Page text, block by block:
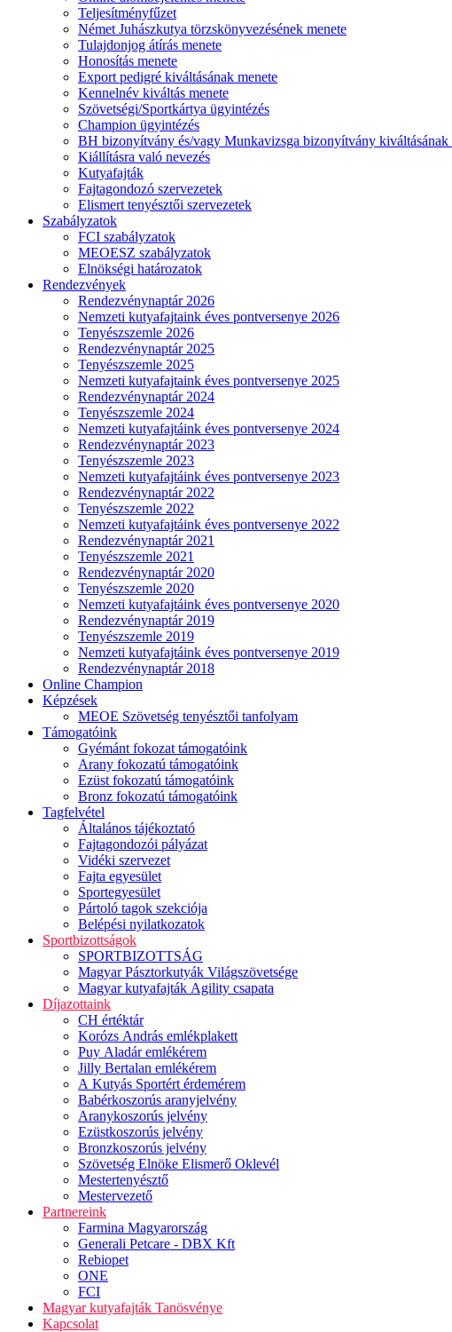
Teljesítményfűzet
Német Juhászkutya törzskönyvezésének menete
Tulajdonjog átírás menete
Honosítás menete
Export pedigré kiváltásának menete
Kennelnév kiváltás menete
Szövetségi/Sportkártya ügyintézés
Champion ügyintézés
BH bizonyítvány és/vagy Munkavizsga bizonyítvány kiváltásának
Kiállításra való nevezés
Kutyafajták
Fajtagondozó szervezetek
Elismert tenyésztői szervezetek
Szabályzatok
FCI szabályzatok
MEOESZ szabályzatok
Elnökségi határozatok
Rendezvények
Rendezvénynaptár 2026
Nemzeti kutyafajtaink éves pontversenye 2026
Tenyészszemle 2026
Rendezvénynaptár 2025
Tenyészszemle 2025
Nemzeti kutyafajtaink éves pontversenye 2025
Rendezvénynaptár 2024
Tenyészszemle 2024
Nemzeti kutyafajtáink éves pontversenye 2024
Rendezvénynaptár 2023
Tenyészszemle 2023
Nemzeti kutyafajtáink éves pontversenye 2023
Rendezvénynaptár 2022
Tenyészszemle 2022
Nemzeti kutyafajtáink éves pontversenye 2022
Rendezvénynaptár 2021
Tenyészszemle 2021
Rendezvénynaptár 2020
Tenyészszemle 2020
Nemzeti kutyafajtáink éves pontversenye 2020
Rendezvénynaptár 2019
Tenyészszemle 2019
Nemzeti kutyafajtáink éves pontversenye 2019
Rendezvénynaptár 2018
Online Champion
Képzések
MEOE Szövetség tenyésztői tanfolyam
Támogatóink
Gyémánt fokozat támogatóink
Arany fokozatú támogatóink
Ezüst fokozatú támogatóink
Bronz fokozatú támogatóink
Tagfelvétel
Általános tájékoztató
Fajtagondozói pályázat
Vidéki szervezet
Fajta egyesület
Sportegyesület
Pártoló tagok szekciója
Belépési nyilatkozatok
Sportbizottságok
SPORTBIZOTTSÁG
Magyar Pásztorkutyák Világszövetsége
Magyar kutyafajták Agility csapata
Díjazottaink
CH értéktár
Korózs András emlékplakett
Puy Aladár emlékérem
Jilly Bertalan emlékérem
A Kutyás Sportért érdemérem
Babérkoszorús aranyjelvény
Aranykoszorús jelvény
Ezüstkoszorús jelvény
Bronzkoszorús jelvény
Szövetség Elnöke Elismerő Oklevél
Mestertenyésztő
Mestervezető
Partnereink
Farmina Magyarország
Generali Petcare - DBX Kft
Rebiopet
ONE
FCI
Magyar kutyafajták Tanösvénye
Kapcsolat